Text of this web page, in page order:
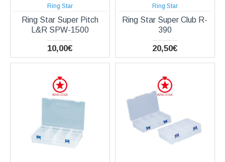
Ring Star
Ring Star Super Pitch
L&R SPW-1500
10,00€
Ring Star
Ring Star Super Club R-
390
20,50€